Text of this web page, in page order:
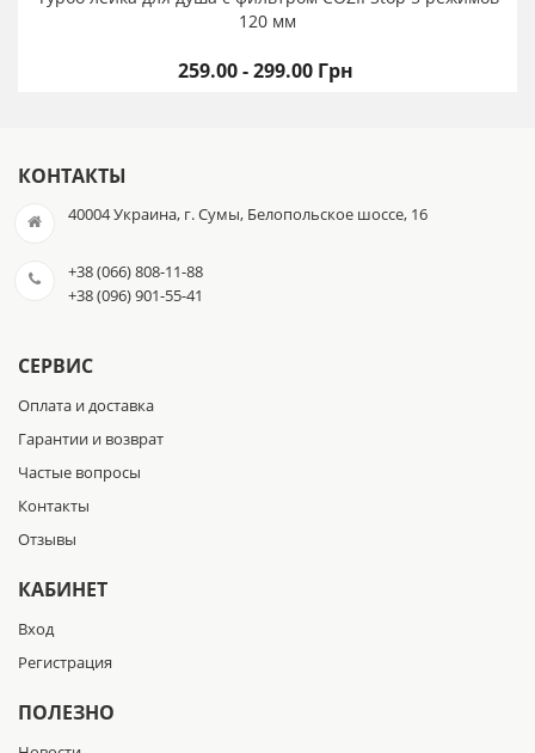
120 мм
259.00 - 299.00 Грн
КОНТАКТЫ
40004 Украина, г. Сумы, Белопольское шоссе, 16
+38 (066) 808-11-88
+38 (096) 901-55-41
СЕРВИС
Оплата и доставка
Гарантии и возврат
Частые вопросы
Контакты
Отзывы
КАБИНЕТ
Вход
Регистрация
ПОЛЕЗНО